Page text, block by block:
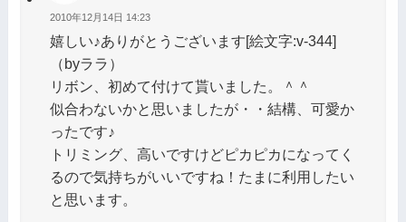
2010年12月14日 14:23
嬉しい♪ありがとうございます[絵文字:v-344]
（byララ）
リボン、初めて付けて貰いました。＾＾
似合わないかと思いましたが・・結構、可愛か
ったです♪
トリミング、高いですけどピカピカになってく
るので気持ちがいいですね！たまに利用したい
と思います。